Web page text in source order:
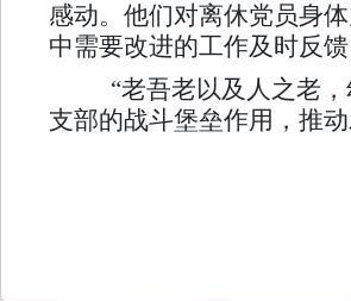
感动。他们对离休党员身
中需要改进的工作及时反馈
“老吾老以及人之老
支部的战斗堡垒作用，推